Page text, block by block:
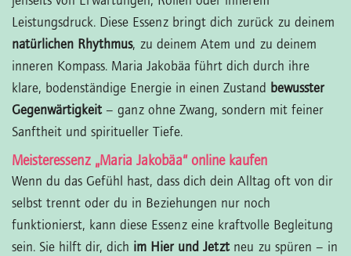
Leistungsdruck. Diese Essenz bringt dich zurück zu deinem
natürlichen Rhythmus, zu deinem Atem und zu deinem
inneren Kompass. Maria Jakobäa führt dich durch ihre
klare, bodenständige Energie in einen Zustand bewusster
Gegenwärtigkeit– ganz ohne Zwang, sondern mit feiner
Sanftheit und spiritueller Tiefe.
Meisteressenz „Maria Jakobäa“ online kaufen
Wenn du das Gefühl hast, dass dich dein Alltag oft von dir
selbst trennt oder du in Beziehungen nur noch
funktionierst, kann diese Essenz eine kraftvolle Begleitung
sein. Sie hilft dir, dich im Hier und Jetzt neu zu spüren – in